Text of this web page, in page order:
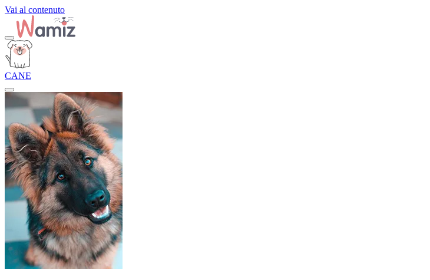
Vai al contenuto
CANE